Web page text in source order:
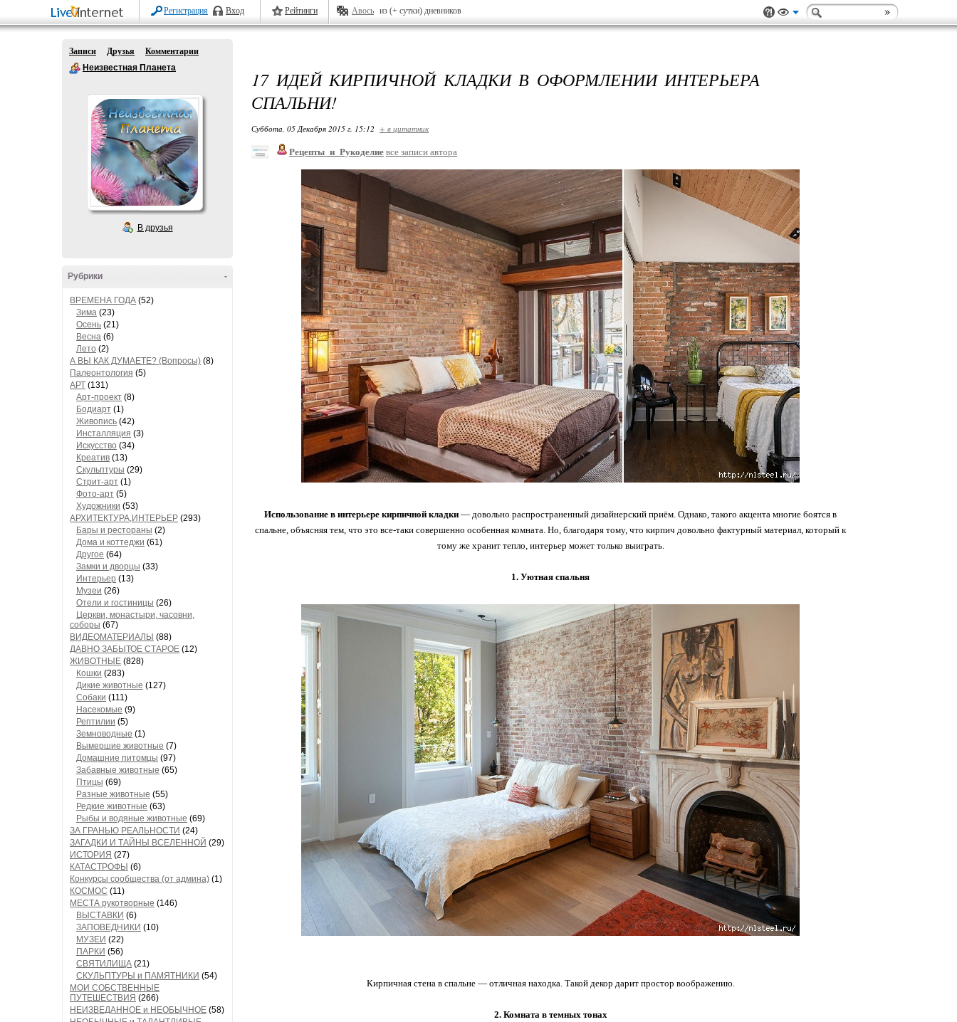
Регистрация Вход Рейтинги Авось из (+ сутки) дневников
Записи Друзья
Комментарии
Неизвестная Планета
В друзья
-
Рубрики
ВРЕМЕНА ГОДА (52)
Зима (23)
Осень (21)
Весна (6)
Лето (2)
А ВЫ КАК ДУМАЕТЕ? (Вопросы) (8)
Палеонтология (5)
АРТ (131)
Арт-проект (8)
Бодиарт (1)
Живопись (42)
Инсталляция (3)
Искусство (34)
Креатив (13)
Скульптуры (29)
Стрит-арт (1)
Фото-арт (5)
Художники (53)
АРХИТЕКТУРА,ИНТЕРЬЕР (293)
Бары и рестораны (2)
Дома и коттеджи (61)
Другое (64)
Замки и дворцы (33)
Интерьер (13)
Музеи (26)
Отели и гостиницы (26)
Церкви, монастыри, часовни,
соборы (67)
ВИДЕОМАТЕРИАЛЫ (88)
ДАВНО ЗАБЫТОЕ СТАРОЕ (12)
ЖИВОТНЫЕ (828)
Кошки (283)
Дикие животные (127)
Собаки (111)
Насекомые (9)
Рептилии (5)
Земноводные (1)
Вымершие животные (7)
Домашние питомцы (97)
Забавные животные (65)
Птицы (69)
Разные животные (55)
Редкие животные (63)
Рыбы и водяные животные (69)
ЗА ГРАНЬЮ РЕАЛЬНОСТИ (24)
ЗАГАДКИ И ТАЙНЫ ВСЕЛЕННОЙ (29)
ИСТОРИЯ (27)
КАТАСТРОФЫ (6)
Конкурсы сообщества (от админа) (1)
КОСМОС (11)
МЕСТА рукотворные (146)
ВЫСТАВКИ (6)
ЗАПОВЕДНИКИ (10)
МУЗЕИ (22)
ПАРКИ (56)
СВЯТИЛИЩА (21)
СКУЛЬПТУРЫ и ПАМЯТНИКИ (54)
МОИ СОБСТВЕННЫЕ
ПУТЕШЕСТВИЯ (266)
НЕИЗВЕДАННОЕ и НЕОБЫЧНОЕ (58)
17 ИДЕЙ КИРПИЧНОЙ КЛАДКИ В ОФОРМЛЕНИИ ИНТЕРЬЕРА
СПАЛЬНИ!
Суббота, 05 Декабря 2015 г. 15:12 + в цитатник
Рецепты_и_Рукоделие все записи автора
Использование в интерьере кирпичной кладки — довольно распространенный дизайнерский приём. Однако, такого акцента многие боятся в
спальне, объясняя тем, что это все-таки совершенно особенная комната. Но, благодаря тому, что кирпич довольно фактурный материал, который к
тому же хранит тепло, интерьер может только выиграть.
1. Уютная спальня
Кирпичная стена в спальне — отличная находка. Такой декор дарит простор воображению.
2. Комната в темных тонах